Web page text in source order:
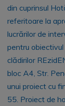
din cuprinsul
referitoare la
lucrărilor de
pentru
clădirilor
bloc A4, Str.
unui proiect cu
55. Proiect de